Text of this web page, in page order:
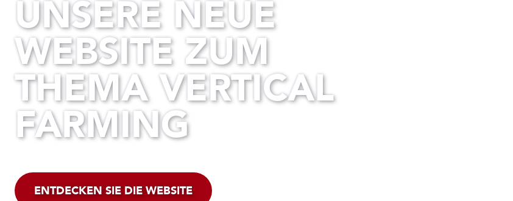
UNSERE NEUE
WEBSITE ZUM
THEMA VERTICAL
FARMING
ENTDECKEN SIE DIE WEBSITE